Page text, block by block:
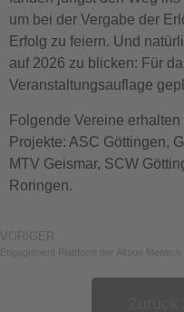
um bei der Vergabe der
Erfolg zu feiern. Und
auf 2026 zu blicken: Für
Veranstaltungsauflage
Folgende Vereine
Projekte: ASC Göttingen,
MTV Geismar, SCW
Roringen.
VORIGER
Engagement Plattform der Aktion Mensch